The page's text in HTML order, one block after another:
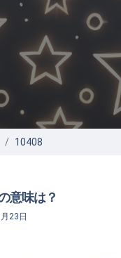
10408
意味は？
23日